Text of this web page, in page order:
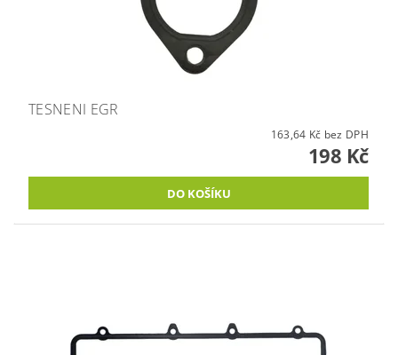
TESNENI EGR
163,64 Kč bez DPH
198 Kč